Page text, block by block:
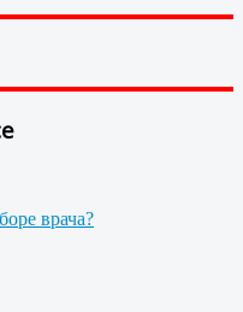
врача?